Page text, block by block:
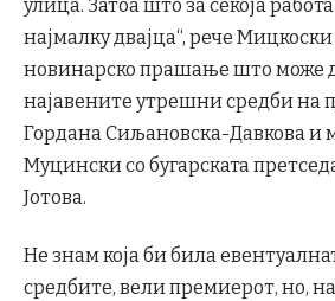
улица. Затоа што за секоја
најмалку двајца“, рече
новинарско прашање што може
најавените утрешни средби на
Гордана Сиљановска-Давкова и
Муцински со бугарската
Јотова.
​Не знам која би била
средбите, вели премиерот, но,